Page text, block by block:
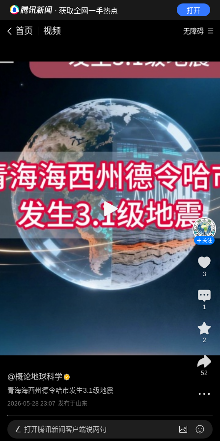
· 获取全网一手热点 打开
首页 视频 无障碍
@概论地球科学
青海海西州德令哈市发生3.1级地震
2026-05-28 23:07 发布于山东
关注
3
1
2
52
打开腾讯新闻客户端说两句